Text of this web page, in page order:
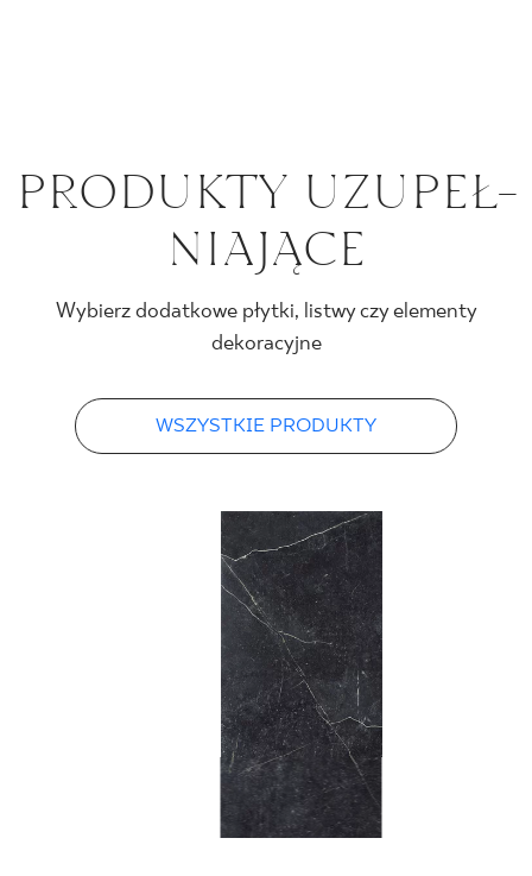
PRO­DUK­TY UZU­PEŁ­
NIA­JĄ­CE
Wybierz dodatkowe płytki, listwy czy elementy
dekoracyjne
WSZYSTKIE PRODUKTY